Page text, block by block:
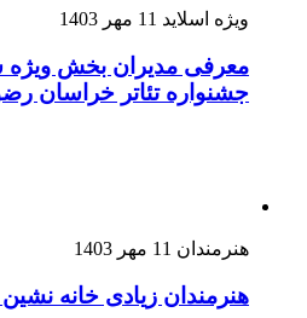
ویژه اسلاید 11 مهر 1403
معرفی مدیران بخش
جشنواره تئاتر خراسان
هنرمندان 11 مهر 1403
هنرمندان زیادی خانه